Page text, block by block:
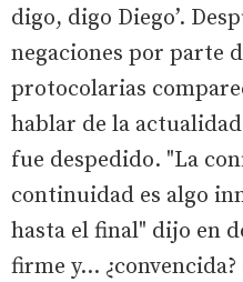
digo, digo Diego’.
negaciones por parte
protocolarias
hablar de la
fue despedido. "La
continuidad es algo
hasta el final" dijo en
firme y…